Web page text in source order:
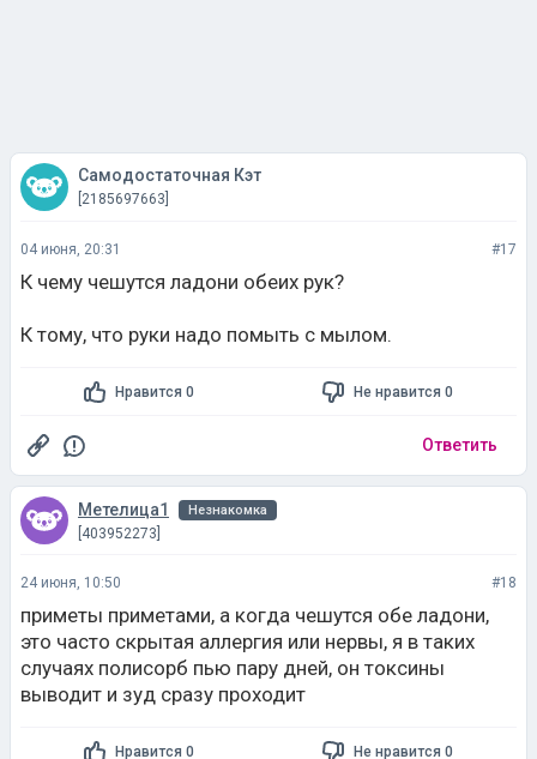
Самодостаточная Кэт
[2185697663]
04 июня, 20:31 #17
К чему чешутся ладони обеих рук?
К тому, что руки надо помыть с мылом.
Нравится 0 Не нравится 0
Ответить
Метелица1 Незнакомка
[403952273]
24 июня, 10:50 #18
приметы приметами, а когда чешутся обе ладони,
это часто скрытая аллергия или нервы, я в таких
случаях полисорб пью пару дней, он токсины
выводит и зуд сразу проходит
Нравится 0 Не нравится 0